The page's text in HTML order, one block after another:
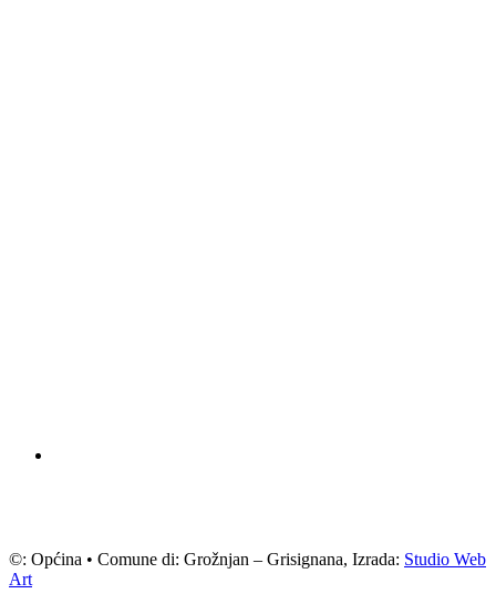
©: Općina • Comune di: Grožnjan – Grisignana, Izrada: Studio Web
Art